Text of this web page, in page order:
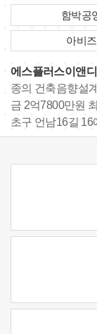
함박공
아비즈
에스플러스이앤
종의 건축음향설
금 2억7800만원
초구 언남16길 16